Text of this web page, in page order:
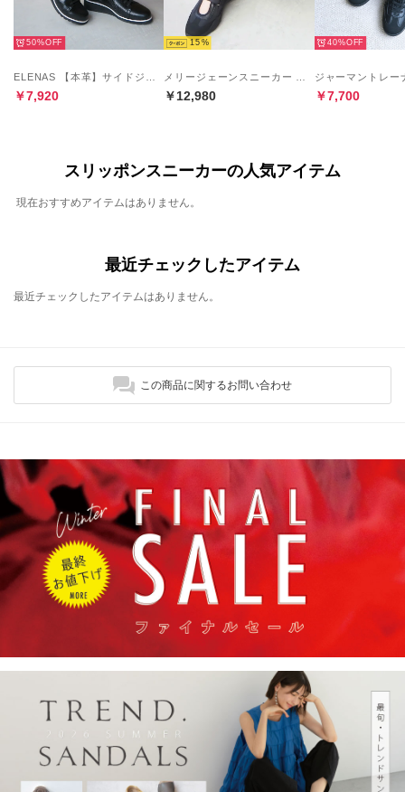
50%
￥7,920
15
￥12,980
40%
￥7,700
スリッポンスニーカーの人気アイテム
現在おすすめアイテムはありません。
最近チェックしたアイテム
最近チェックしたアイテムはありません。
この商品に関するお問い合わせ